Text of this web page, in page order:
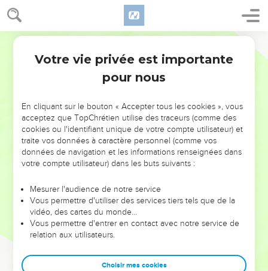
NE MANQUEZ PAS L’ÉVÉNEMENT
DE L’ANNÉE !
ET SI LEURS ERREURS POUVAIENT VOUS ÉVITER LES
VOTRES ?
leur foi ou leur vision. Mais on voit moins les doutes, les erreurs
et les saisons difficiles qu'ils ont traversés, alors même que ce
sont elles qui les ont façonnés.
Dans cette conférence, leaders, entrepreneurs, et responsables
clés pour avancer avec plus de sagesse afin que leurs erreurs
Votre vie privée est importante
pour nous
En cliquant sur le bouton « Accepter tous les cookies », vous
acceptez que TopChrétien utilise des traceurs (comme des
cookies ou l'identifiant unique de votre compte utilisateur) et
traite vos données à caractère personnel (comme vos
données de navigation et les informations renseignées dans
votre compte utilisateur) dans les buts suivants :
Mesurer l'audience de notre service
Vous permettre d'utiliser des services tiers tels que de la
vidéo, des cartes du monde…
Vous permettre d'entrer en contact avec notre service de
relation aux utilisateurs.
Choisir mes cookies